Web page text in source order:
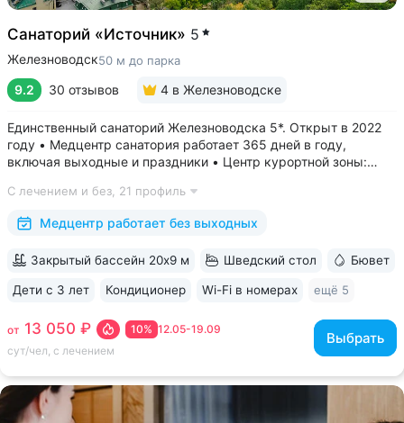
Санаторий «Источник» 5
Железноводск50 м до парка
9.2 30 отзывов 4 в Железноводске
Единственный санаторий Железноводска 5*. Открыт в 2022
году • Медцентр санатория работает 365 дней в году,
включая выходные и праздники • Центр курортной зоны:
бюветы «Славяновский» и «Смирновский»,
бальнеогрязелечебница, каскадная...
С лечением и без, 21 профиль
Медцентр работает без выходных
12.05-19.09
10%
от 13 050 ₽
сут/чел, с лечением
Выбрать
Закрытый бассейн 20х9 м Шведский стол Бювет
Дети с 3 лет Кондиционер Wi-Fi в номерах ещё 5